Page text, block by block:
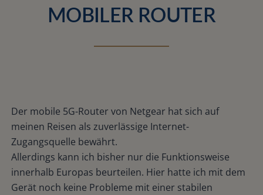
MOBILER ROUTER
Der mobile 5G-Router von Netgear hat sich auf
meinen Reisen als zuverlässige Internet-
Zugangsquelle bewährt.
Allerdings kann ich bisher nur die Funktionsweise
innerhalb Europas beurteilen. Hier hatte ich mit dem
Gerät noch keine Probleme mit einer stabilen